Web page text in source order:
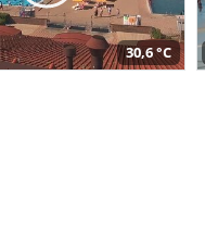
30,6 °C